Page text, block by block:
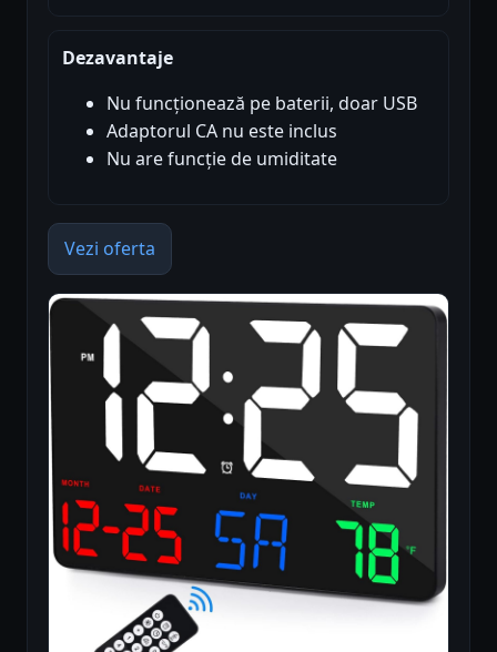
Dezavantaje
Nu funcționează pe baterii, doar USB
Adaptorul CA nu este inclus
Nu are funcție de umiditate
Vezi oferta